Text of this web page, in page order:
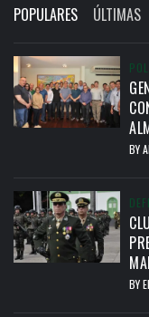
POPULARES ÚLTIMAS
BY
BY